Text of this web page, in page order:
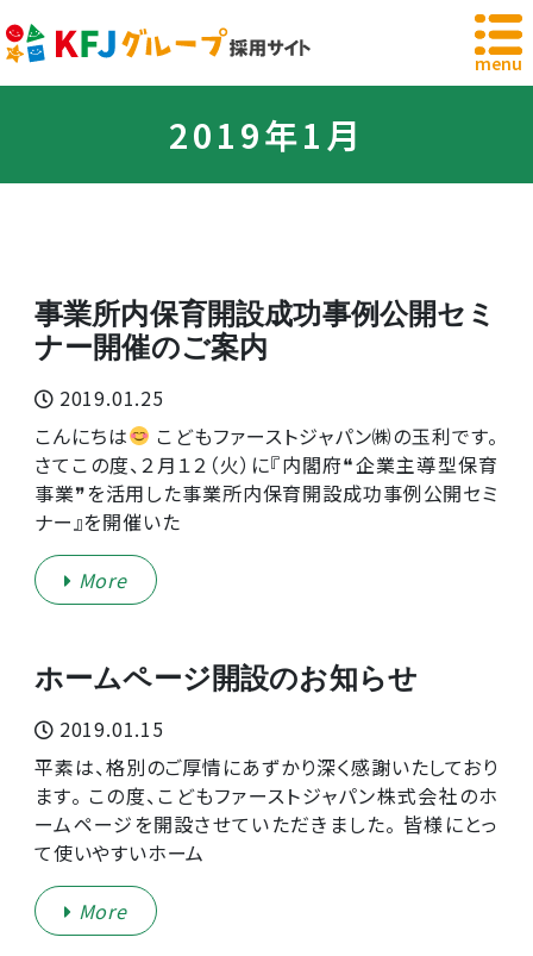
鹿児島の小規模保育園「こどもファースト・
menu
2019年1月
事業所内保育開設成功事例公開セミ
ナー開催のご案内
2019.01.25
こんにちは
こどもファーストジャパン㈱の玉利です。
さてこの度、２月１２（火）に『内閣府❝企業主導型保育
事業❞を活用した事業所内保育開設成功事例公開セミ
ナー』を開催いた
More
ホームページ開設のお知らせ
2019.01.15
平素は、格別のご厚情にあずかり深く感謝いたしており
ます。 この度、こどもファーストジャパン株式会社のホ
ームページを開設させていただきました。 皆様にとっ
て使いやすいホーム
More